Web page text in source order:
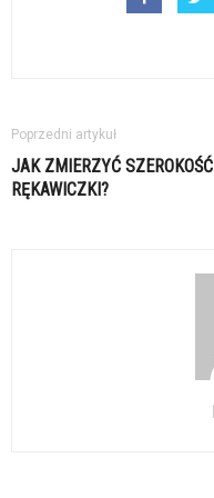
Poprzedni artykuł
JAK ZMIERZYĆ SZEROKOŚĆ
RĘKAWICZKI?